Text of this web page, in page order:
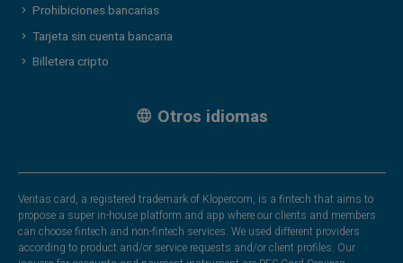
Prohibiciones bancarias
Tarjeta sin cuenta bancaria
Billetera cripto
Otros idiomas
Veritas card, a registered trademark of Klopercom, is a fintech that aims to
propose a super in-house platform and app where our clients and members
can choose fintech and non-fintech services. We used different providers
according to product and/or service requests and/or client profiles. Our